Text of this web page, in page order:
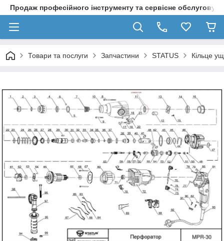
Продаж професійного інструменту та сервісне
Товари та послуги Запчастини STATUS Кільце